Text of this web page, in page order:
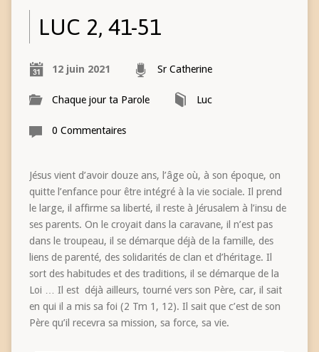
LUC 2, 41-51
12 juin 2021 Sr Catherine
Chaque jour ta Parole Luc
0 Commentaires
Jésus vient d’avoir douze ans, l’âge où, à son époque, on
quitte l’enfance pour être intégré à la vie sociale. Il prend
le large, il affirme sa liberté, il reste à Jérusalem à l’insu de
ses parents. On le croyait dans la caravane, il n’est pas
dans le troupeau, il se démarque déjà de la famille, des
liens de parenté, des solidarités de clan et d’héritage. Il
sort des habitudes et des traditions, il se démarque de la
Loi … Il est déjà ailleurs, tourné vers son Père, car, il sait
en qui il a mis sa foi (2 Tm 1, 12). Il sait que c’est de son
Père qu’il recevra sa mission, sa force, sa vie.